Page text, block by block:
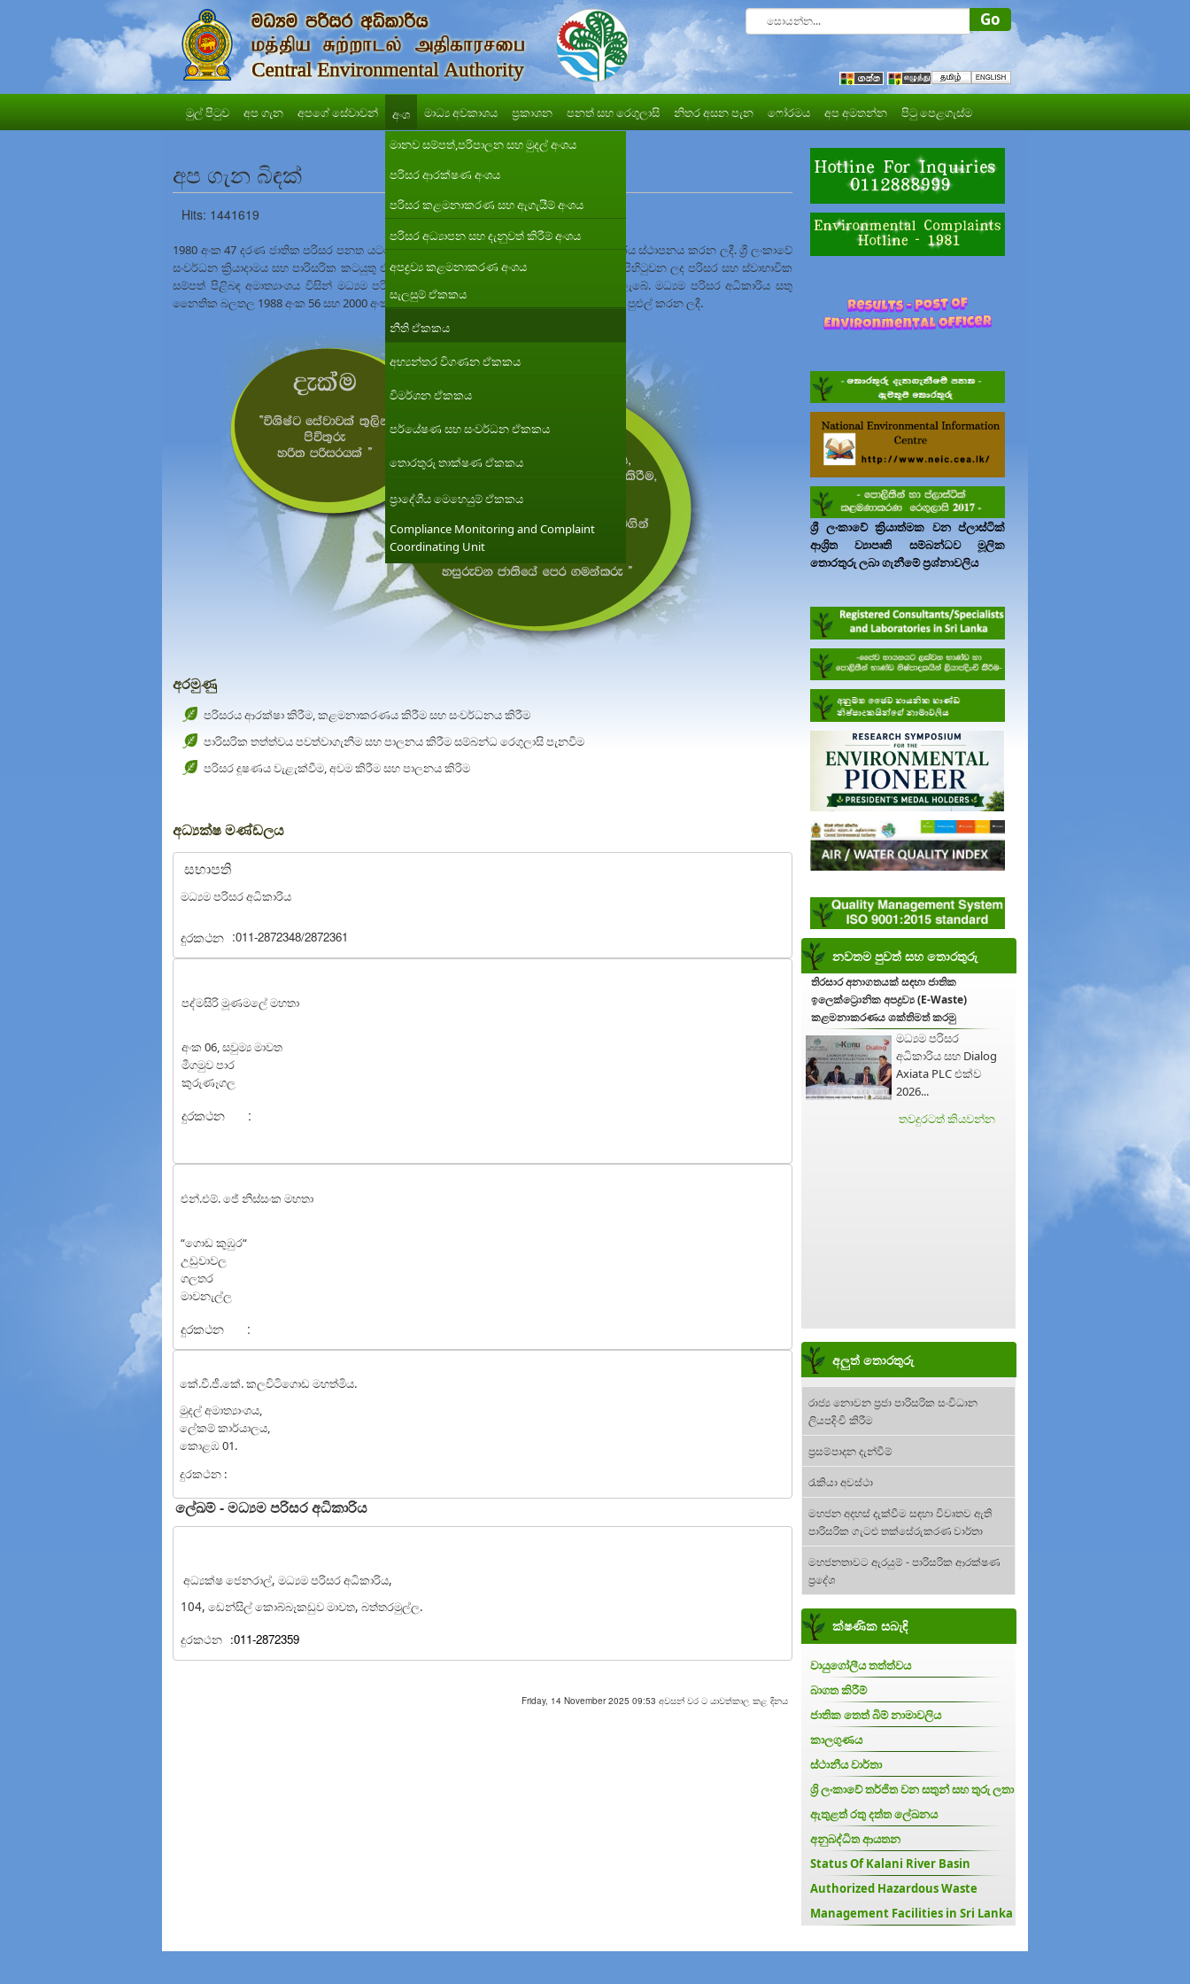
මුල් පිටුව අප ගැන අපගේ සේවාවන්
අංශ
මානව සම්පත්,පරිපාලන සහ මුදල් අංශය
පරිසර ආරක්ෂණ අංශය
පරිසර කළමනාකරණ සහ ඇගැයීම් අංශය
පරිසර අධ්‍යාපන සහ දැනුවත් කිරීම් අංශය
අපද්‍රව්‍ය කළමනාකරණ අංශය
සැලසුම් ඒකකය
නීති ඒකකය
අභ්‍යන්තර විගණන ඒකකය
විමර්ශන ඒකකය
පර්යේෂණ සහ සංවර්ධන ඒකකය
තොරතුරු තාක්ෂණ ඒකකය
ප්‍රාදේශීය මෙහෙයුම් ඒකකය
Compliance Monitoring and Complaint
Coordinating Unit
මාධ්‍ය අවකාශය ප්‍රකාශන පනත් සහ රෙගුලාසි නිතර අසන පැන ෆෝරමය අප අමතන්න පිටු පෙළගැස්ම
අප ගැන බිඳක්
Hits: 1441619
1980 අංක 47 දරණ ජාතික පරිසර පනත යටතේ වර්ෂ 1981 අගෝස්තු මස මධ්‍යම පරිසර අධිකාරිය ස්ථාපනය කරන ලදී. ශ්‍රී ලංකාවේ
සංවර්ධන ක්‍රියාදාමය සහ පාරිසරික කටයුතු ඒකාබද්ධ කිරීමේ අරමුණ පෙරදැරිව, වර්ෂ 2001 දී පිහිටුවන ලද පරිසර සහ ස්වාභාවික
සම්පත් පිළිබඳ අමාත්‍යාංශය විසින් මධ්‍යම පරිසර අධිකාරිය හා සම්බන්ධ සියළු වගකීම් දරනු ලැබේ. මධ්‍යම පරිසර අධිකාරිය සතු
නෛතික බලතල 1988 අංක 56 සහ 2000 අංක 53 දරණ ජාතික පරිසර (සංශෝධන) පනත් යටතේ පුළුල් කරන ලදී.
අරමුණු
පරිසරය ආරක්ෂා කිරීම, කළමනාකරණය කිරීම සහ සංවර්ධනය කිරීම
පාරිසරික තත්ත්වය පවත්වාගැනීම සහ පාලනය කිරීම සම්බන්ධ රෙගුලාසි පැනවීම
පරිසර දූෂණය වැළැක්වීම, අවම කිරීම සහ පාලනය කිරිම
අධ්‍යක්ෂ මණ්ඩලය
සභාපති
මධ්‍යම පරිසර අධිකාරිය
දුරකථන :011-2872348/2872361
පද්මසිරි මූණමලේ මහතා
අංක 06, සවුම්‍ය මාවත
මීගමුව පාර
කුරුණෑගල
දුරකථන :
එන්.එම්. ජේ නිස්සංක මහතා
“ගොඩ කුඹුර“
උඩුවාවල
ගලතර
මාවනැල්ල
දුරකථන :
කේ.වී.ජී.කේ. කලවිටිගොඩ මහත්මිය.
මුදල් අමාත්‍යාංශය,
ලේකම් කාර්යාලය,
කොළඹ 01.
දුරකථන :
ලේඛම් - මධ්‍යම පරිසර අධිකාරිය
අධ්‍යක්ෂ ජෙනරාල්, මධ්‍යම පරිසර අධිකාරිය,
104, ඩෙන්සිල් කොබ්බෑකඩුව මාවත, බත්තරමුල්ල.
දුරකථන :011-2872359
Friday, 14 November 2025 09:53 අවසන් වර ට යාවත්කාල කළ දිනය
ශ්‍රී ලංකාවේ ක්‍රියාත්මක වන ප්ලාස්ටික්
ආශ්‍රිත ව්‍යාපෘති සම්බන්ධව මූලික
තොරතුරු ලබා ගැනීමේ ප්‍රශ්නාවලිය
නවතම පුවත් සහ තොරතුරු
තිරසාර අනාගතයක් සඳහා ජාතික
ඉලෙක්ට්‍රොනික අපද්‍රව්‍ය (E-Waste)
කළමනාකරණය ශක්තිමත් කරමු
මධ්‍යම පරිසර
අධිකාරිය සහ Dialog
Axiata PLC එක්ව
2026...
තවදුරටත් කියවන්න
අලුත් තොරතුරු
රාජ්‍ය නොවන ප්‍රජා පාරිසරික සංවිධාන
ලියපදිංචි කිරීම
ප්‍රසම්පාදන දැන්වීම්
රැකියා අවස්ථා
මහජන අදහස් දැක්වීම සඳහා විවෘතව ඇති
පාරිසරික ගැටළු තක්සේරුකරණ වාර්තා
මහජනතාවට ඇරයුම් - පාරිසරික ආරක්ෂණ
ප්‍රදේශ
ක්ෂණික සබැඳි
වායුගෝලීය තත්ත්වය
බාගත කිරීම්
ජාතික තෙත් බිම් නාමාවලිය
කාලගුණය
ස්ථානීය වාර්තා
ශ්‍රි ලංකාවේ තර්ජිත වන සතුන් සහ තුරු ලතා
ඇතුළත් රතු දත්ත ලේඛනය
අනුබද්ධිත ආයතන
Status Of Kalani River Basin
Authorized Hazardous Waste
Management Facilities in Sri Lanka